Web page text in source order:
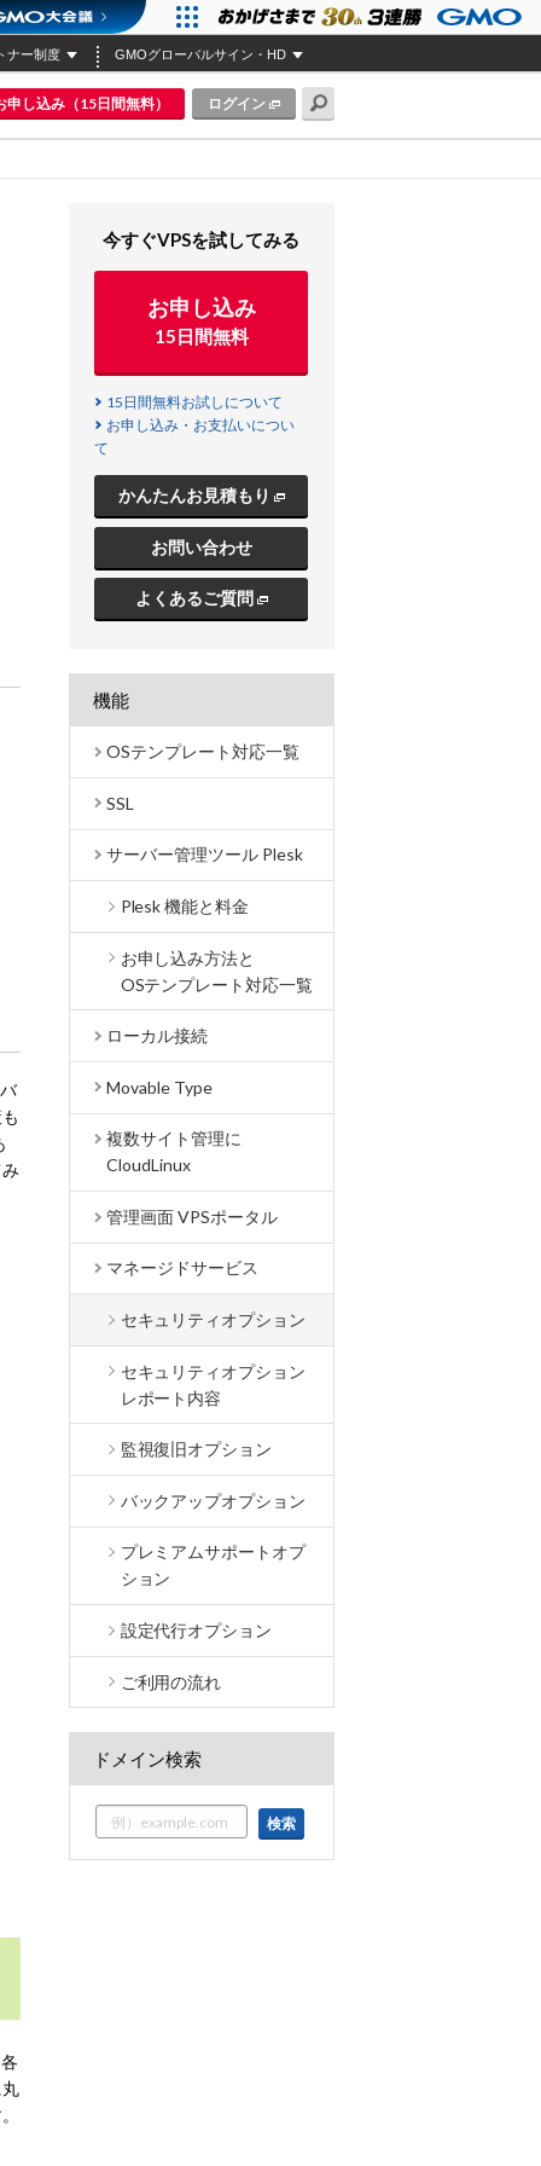
ナー制度 GMOグローバルサイン・HD
申し込み（15日間無料） ログイン
今すぐVPSを試してみる
お申し込み
15日間無料
15日間無料お試しについて
お申し込み・お支払いについ
て
かんたんお見積もり
お問い合わせ
よくあるご質問
機能
OSテンプレート対応一覧
SSL
サーバー管理ツール Plesk
Plesk 機能と料金
お申し込み方法と
OSテンプレート対応一覧
ローカル接続
Movable Type
複数サイト管理に
CloudLinux
管理画面 VPSポータル
マネージドサービス
セキュリティオプション
セキュリティオプション
レポート内容
監視復旧オプション
バックアップオプション
プレミアムサポートオプ
ション
設定代行オプション
ご利用の流れ
ドメイン検索